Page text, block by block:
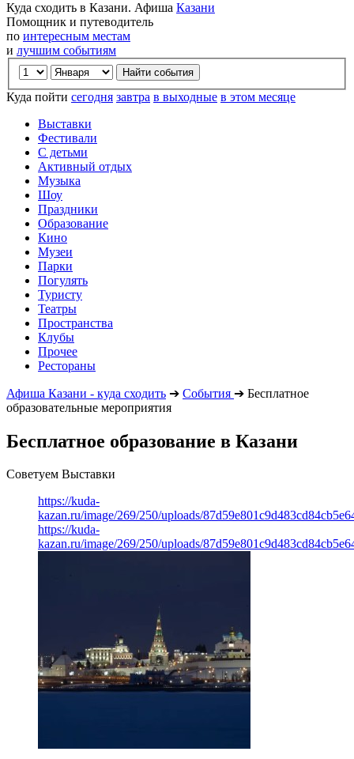
Куда сходить в Казани. Афиша Казани
Помощник и путеводитель
по интересным местам
и лучшим событиям
Куда пойти сегодня завтра в выходные в этом месяце
Выставки
Фестивали
С детьми
Активный отдых
Музыка
Шоу
Праздники
Образование
Кино
Музеи
Парки
Погулять
Туристу
Театры
Пространства
Клубы
Прочее
Рестораны
Афиша Казани - куда сходить ➔ События ➔ Бесплатное
образовательные мероприятия
Бесплатное образование в Казани
Советуем Выставки
https://kuda-
kazan.ru/image/269/250/uploads/
https://kuda-
kazan.ru/image/269/250/uploads/